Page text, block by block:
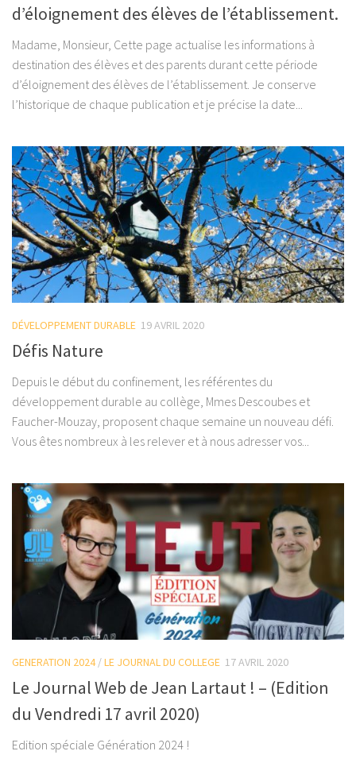
d’éloignement des élèves de l’établissement.
Madame, Monsieur, Cette page actualise les informations à
destination des élèves et des parents durant cette période
d’éloignement des élèves de l’établissement. Je conserve
l’historique de chaque publication et je précise la date...
DÉVELOPPEMENT DURABLE 19 AVRIL 2020
Défis Nature
Depuis le début du confinement, les référentes du
développement durable au collège, Mmes Descoubes et
Faucher-Mouzay, proposent chaque semaine un nouveau défi.
Vous êtes nombreux à les relever et à nous adresser vos...
GENERATION 2024/LE JOURNAL DU COLLEGE 17 AVRIL 2020
Le Journal Web de Jean Lartaut ! – (Edition
du Vendredi 17 avril 2020)
Edition spéciale Génération 2024 !